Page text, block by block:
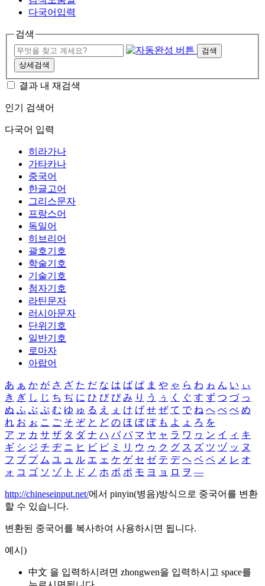
다국어입력
검색
검색
상세검색
결과 내 재검색
인기 검색어
다국어 입력
히라가나
가타카나
중국어
한글고어
그리스문자
프랑스어
독일어
히브리어
괄호기호
학술기호
기술기호
첨자기호
라틴문자
러시아문자
단위기호
일반기호
로마자
아랍어
あ ぁ か が さ ざ た だ な は ば ぱ ま や ゃ ら わ ゎ ん い ぃ
き ぎ し じ ち ぢ に ひ び ぴ み り う ぅ く ぐ す ず つ づ っ
ぬ ふ ぶ ぷ む ゆ ゅ る え ぇ け げ せ ぜ て で ね へ べ ぺ め
れ お ぉ こ ご そ ぞ と ど の ほ ぼ ぽ も よ ょ ろ を
ア ァ カ サ ザ タ ダ ナ ハ バ パ マ ヤ ャ ラ ワ ヮ ン イ ィ キ
ギ シ ジ チ ヂ ニ ヒ ビ ピ ミ リ ウ ゥ ク グ ス ズ ツ ヅ ッ ヌ
フ ブ プ ム ユ ュ ル エ ェ ケ ゲ セ ゼ テ デ ヘ ベ ペ メ レ オ
ォ コ ゴ ソ ゾ ト ド ノ ホ ボ ポ モ ヨ ョ ロ ヲ ―
http://chineseinput.net/에서 pinyin(병음)방식으로 중국어를 변환
할 수 있습니다.
변환된 중국어를 복사하여 사용하시면 됩니다.
예시)
中文 을 입력하시려면 zhongwen을 입력하시고 space를